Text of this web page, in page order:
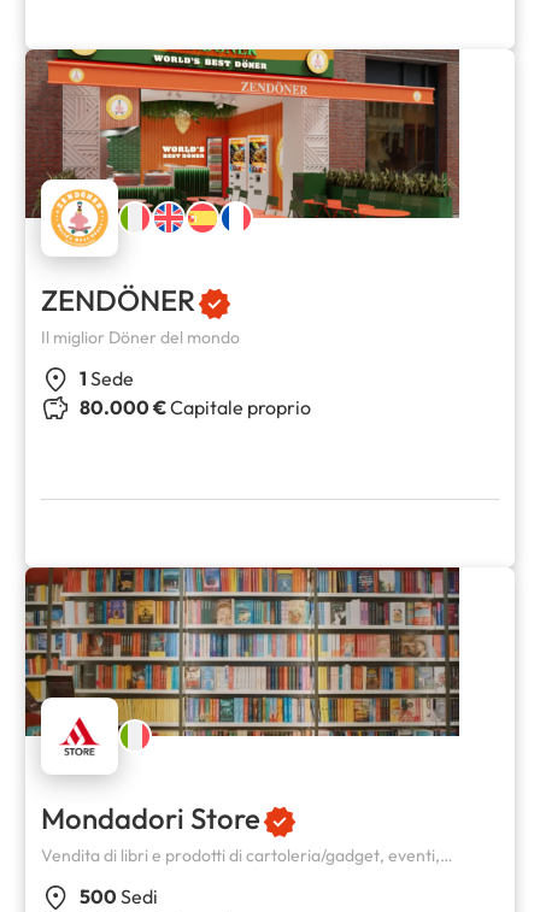
ZENDÖNER
Il miglior Döner del mondo
1 Sede
80.000 €Capitale proprio
Mondadori Store
Vendita di libri e prodotti di cartoleria/gadget, eventi,
500 Sedi